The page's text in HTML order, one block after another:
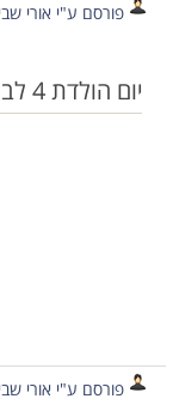
פורסם ע"י אורי
יום הולדת 4 לבלוג: גם ויקי וכריסטינה נהנות יותר!
פורסם ע"י אורי